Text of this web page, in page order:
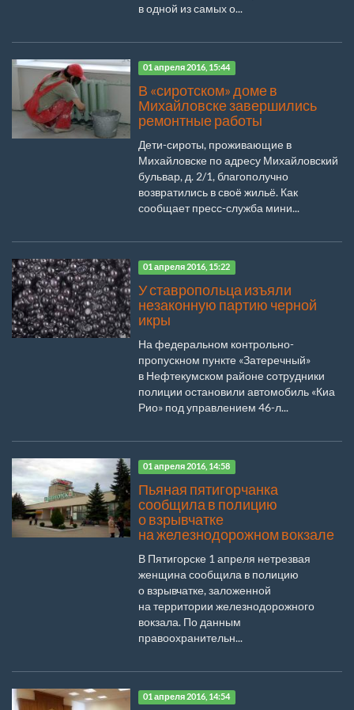
в одной из самых о...
01 апреля 2016, 15:44
В «сиротском» доме в
Михайловске завершились
ремонтные работы
Дети-сироты, проживающие в
Михайловске по адресу Михайловский
бульвар, д. 2/1, благополучно
возвратились в своё жильё. Как
сообщает пресс-служба мини...
01 апреля 2016, 15:22
У ставропольца изъяли
незаконную партию черной
икры
На федеральном контрольно-
пропускном пункте «Затеречный»
в Нефтекумском районе сотрудники
полиции остановили автомобиль «Киа
Рио» под управлением 46-л...
01 апреля 2016, 14:58
Пьяная пятигорчанка
сообщила в полицию
о взрывчатке
на железнодорожном вокзале
В Пятигорске 1 апреля нетрезвая
женщина сообщила в полицию
о взрывчатке, заложенной
на территории железнодорожного
вокзала. По данным
правоохранительн...
01 апреля 2016, 14:54